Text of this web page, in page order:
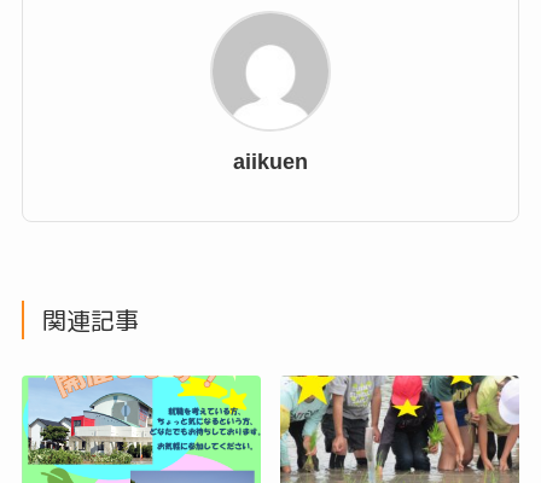
aiikuen
関連記事